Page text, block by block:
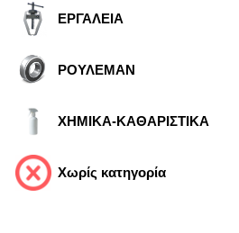
ΕΡΓΑΛΕΙΑ
ΡΟΥΛΕΜΑΝ
ΧΗΜΙΚΑ-ΚΑΘΑΡΙΣΤΙΚΑ
Χωρίς κατηγορία